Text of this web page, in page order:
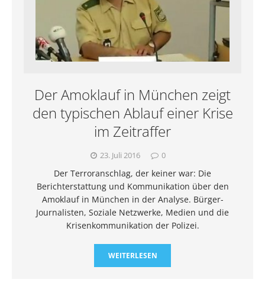
Der Amoklauf in München zeigt
den typischen Ablauf einer Krise
im Zeitraffer
23. Juli 2016 0
Der Terroranschlag, der keiner war: Die
Berichterstattung und Kommunikation über den
Amoklauf in München in der Analyse. Bürger-
Journalisten, Soziale Netzwerke, Medien und die
Krisenkommunikation der Polizei.
WEITERLESEN